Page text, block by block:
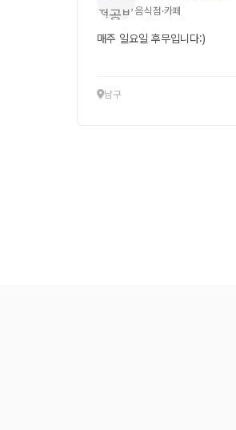
음식점·카페
매주 일요일 후무입니다:)
남구